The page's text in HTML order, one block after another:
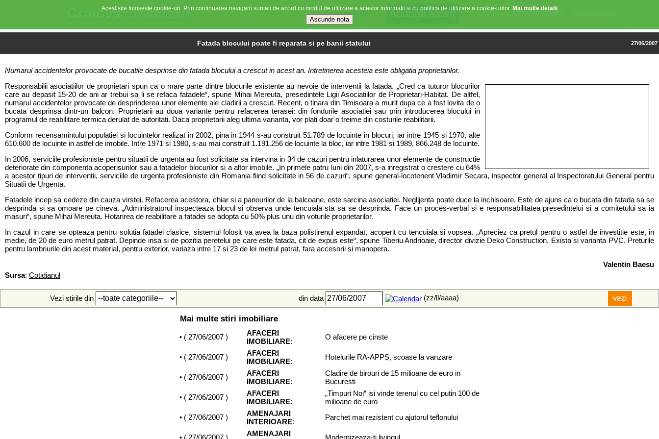
Craiovaimobiliare Contact
Anunturi favorite
Stiri imobiliare
Fatada blocului poate fi reparata si pe banii statului 27/06/2007
Numarul accidentelor provocate de bucatile desprinse din fatada blocului a crescut in acest an. Intretinerea acesteia este obligatia proprietarilor.
Responsabilii asociatiilor de proprietari spun ca o mare parte dintre blocurile existente au nevoie de interventii la fatada. „Cred ca tuturor blocurilor
care au depasit 15-20 de ani ar trebui sa li se refaca fatadele“, spune Mihai Mereuta, presedintele Ligii Asociatiilor de Proprietari-Habitat. De altfel,
numarul accidentelor provocate de desprinderea unor elemente ale cladirii a crescut. Recent, o tinara din Timisoara a murit dupa ce a fost lovita de o
bucata desprinsa dintr-un balcon. Proprietarii au doua variante pentru refacerea terasei: din fondurile asociatiei sau prin introducerea blocului in
programul de reabilitare termica derulat de autoritati. Daca proprietarii aleg ultima varianta, vor plati doar o treime din costurile reabilitarii.
Conform recensamintului populatiei si locuintelor realizat in 2002, pina in 1944 s-au construit 51.789 de locuinte in blocuri, iar intre 1945 si 1970, alte
610.600 de locuinte in astfel de imobile. Intre 1971 si 1980, s-au mai construit 1.191.256 de locuinte la bloc, iar intre 1981 si 1989, 866.248 de locuinte.
In 2006, serviciile profesioniste pentru situatii de urgenta au fost solicitate sa intervina in 34 de cazuri pentru inlaturarea unor elemente de constructie
deteriorate din componenta acoperisurilor sau a fatadelor blocurilor si a altor imobile. „In primele patru luni din 2007, s-a inregistrat o crestere cu 64%
a acestor tipuri de interventii, serviciile de urgenta profesioniste din Romania fiind solicitate in 56 de cazuri“, spune general-locotenent Vladimir Secara, inspector general al Inspectoratului General pentru
Situatii de Urgenta.
Fatadele incep sa cedeze din cauza virstei. Refacerea acestora, chiar si a panourilor de la balcoane, este sarcina asociatiei. Neglijenta poate duce la inchisoare. Este de ajuns ca o bucata din fatada sa se
desprinda si sa omoare pe cineva. „Administratorul inspecteaza blocul si observa unde tencuiala sta sa se desprinda. Face un proces-verbal si e responsabilitatea presedintelui si a comitetului sa ia
masuri“, spune Mihai Mereuta. Hotarirea de reabilitare a fatadei se adopta cu 50% plus unu din voturile proprietarilor.
In cazul in care se opteaza pentru solutia fatadei clasice, sistemul folosit va avea la baza polistirenul expandat, acoperit cu tencuiala si vopsea. „Apreciez ca pretul pentru o astfel de investitie este, in
medie, de 20 de euro metrul patrat. Depinde insa si de pozitia peretelui pe care este fatada, cit de expus este“, spune Tiberiu Andrioaie, director divizie Deko Construction. Exista si varianta PVC. Preturile
pentru lambriurile din acest material, pentru exterior, variaza intre 17 si 23 de lei metrul patrat, fara accesorii si manopera.
Valentin Baesu
Sursa: Cotidianul
Vezi stirile din din data (zz/ll/aaaa)
Mai multe stiri imobiliare
• ( 27/06/2007 )
AFACERI
IMOBILIARE:
O afacere pe cinste
• ( 27/06/2007 )
AFACERI
IMOBILIARE:
Hotelurile RA-APPS, scoase la vanzare
• ( 27/06/2007 )
AFACERI
IMOBILIARE:
Cladire de birouri de 15 milioane de euro in
Bucuresti
• ( 27/06/2007 )
AFACERI
IMOBILIARE:
„Timpuri Noi“ isi vinde terenul cu cel putin 100 de
milioane de euro
• ( 27/06/2007 )
AMENAJARI
INTERIOARE:
Parchet mai rezistent cu ajutorul teflonului
• ( 27/06/2007 )
AMENAJARI
Modernizeaza-ti livingul
Acest site foloseste cookie-uri. Prin continuarea navigarii sunteti de acord cu modul de utilizare a acestor informatii si cu politica de utilizare a cookie-urilor. Mai multe detalii